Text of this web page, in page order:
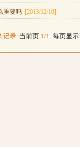
重要吗 [2013/12/10]
记录 当前页 1/1 每页显示